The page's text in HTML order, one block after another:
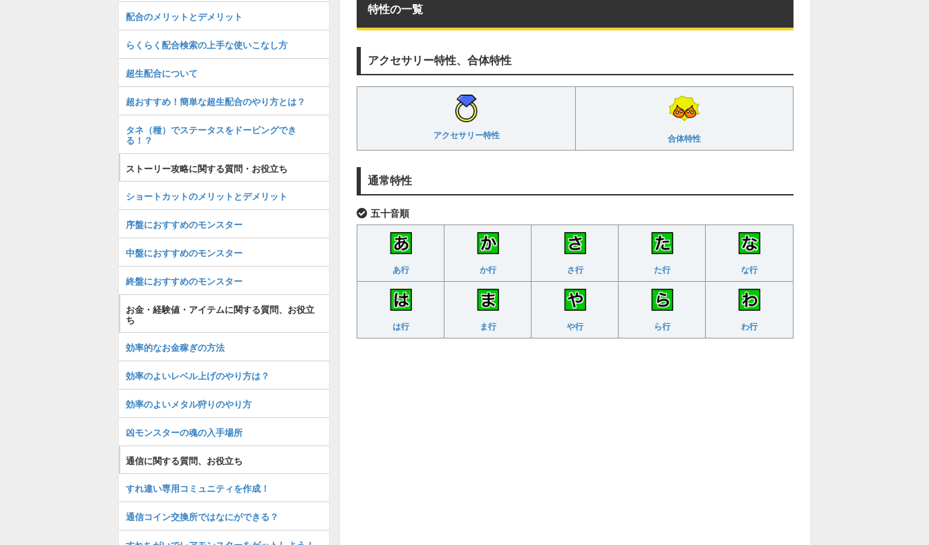
特性の一覧
アクセサリー特性、合体特性
アクセサリー特性 合体特性
通常特性
五十音順
あ行 か行 さ行 た行 な行
は行 ま行 や行 ら行 わ行
配合のメリットとデメリット
らくらく配合検索の上手な使いこなし方
超生配合について
超おすすめ！簡単な超生配合のやり方とは？
タネ（種）でステータスをドーピングでき
る！？
ストーリー攻略に関する質問・お役立ち
ショートカットのメリットとデメリット
序盤におすすめのモンスター
中盤におすすめのモンスター
終盤におすすめのモンスター
お金・経験値・アイテムに関する質問、お役立
ち
効率的なお金稼ぎの方法
効率のよいレベル上げのやり方は？
効率のよいメタル狩りのやり方
凶モンスターの魂の入手場所
通信に関する質問、お役立ち
すれ違い専用コミュニティを作成！
通信コイン交換所ではなにができる？